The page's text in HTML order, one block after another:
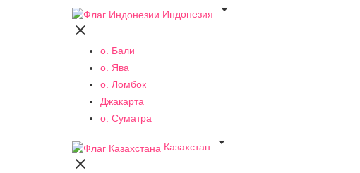
Индонезия


о. Бали
о. Ява
о. Ломбок
Джакарта
о. Суматра
Казахстан

